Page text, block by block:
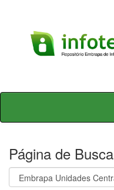
Skip
Página de Busca